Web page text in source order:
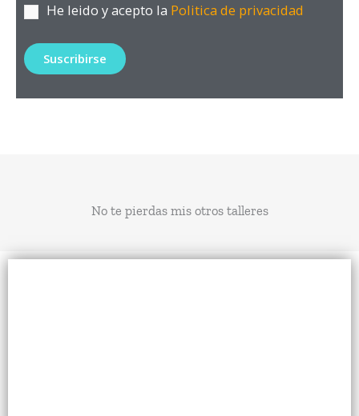
que recomiendo
He leido y acepto la Politica de privacidad
No te pierdas mis otros talleres